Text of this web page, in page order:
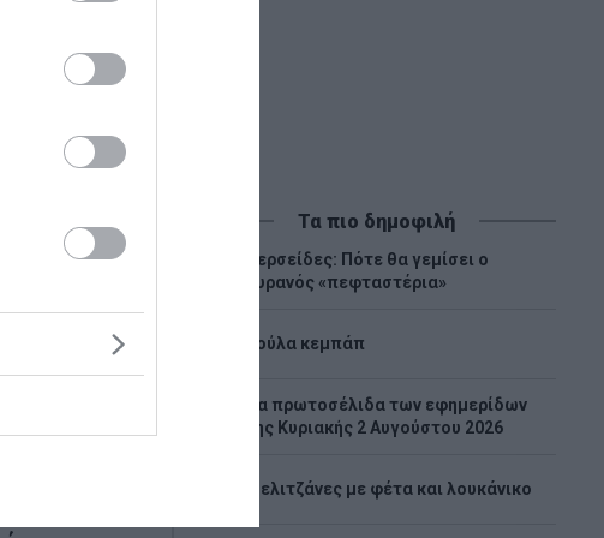
Τα πιο δημοφιλή
Περσείδες: Πότε θα γεμίσει ο
ουρανός «πεφταστέρια»
Λούλα κεμπάπ
Tα πρωτοσέλιδα των εφημερίδων
της Κυριακής 2 Αυγούστου 2026
Μελιτζάνες με φέτα και λουκάνικο